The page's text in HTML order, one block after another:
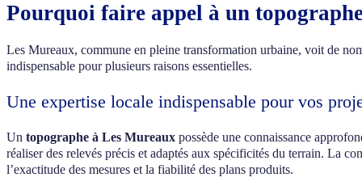
Pourquoi faire appel à un
Les Mureaux, commune en pleine transformation urbaine, voit de
indispensable pour plusieurs raisons essentielles.
Une expertise locale indispensable pour vos
Un topographe à Les Mureaux possède une connaissance
réaliser des relevés précis et adaptés aux spécificités du terrain. La
l’exactitude des mesures et la fiabilité des plans produits.